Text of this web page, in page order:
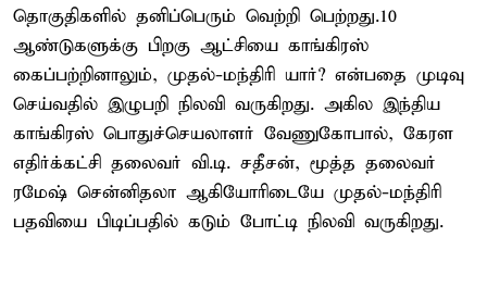
தொகுதிகளில் தனிப்பெரும் வெற்றி பெற்றது.10
ஆண்டுகளுக்கு பிறகு ஆட்சியை காங்கிரஸ்
கைப்பற்றினாலும், முதல்-மந்திரி யார்? என்பதை முடிவு
செய்வதில் இழுபறி நிலவி வருகிறது. அகில இந்திய
காங்கிரஸ் பொதுச்செயலாளர் வேணுகோபால், கேரள
எதிர்க்கட்சி தலைவர் வி.டி. சதீசன், மூத்த தலைவர்
ரமேஷ் சென்னிதலா ஆகியோரிடையே முதல்-மந்திரி
பதவியை பிடிப்பதில் கடும் போட்டி நிலவி வருகிறது.